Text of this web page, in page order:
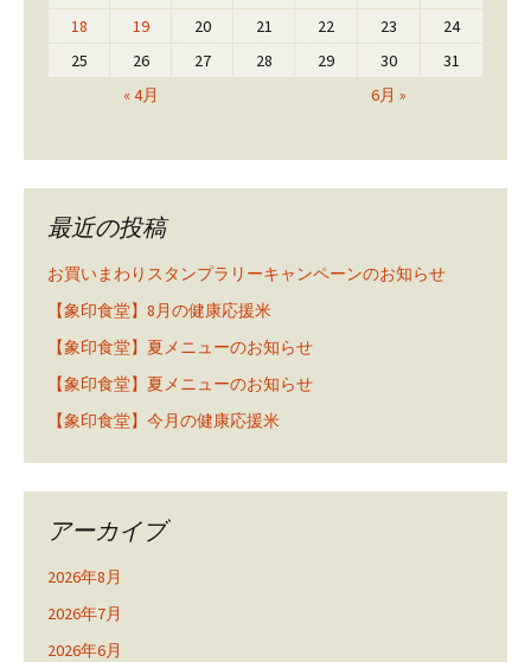
« 4月 6月 »
18
19 20 21 22 23
24
25
26 27 28 29 30 31
最近の投稿
お買いまわりスタンプラリーキャンペーンのお知らせ
【象印食堂】8月の健康応援米
【象印食堂】夏メニューのお知らせ
【象印食堂】夏メニューのお知らせ
【象印食堂】今月の健康応援米
アーカイブ
2026年8月
2026年7月
2026年6月